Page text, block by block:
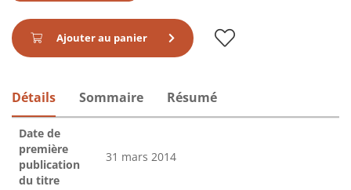
Ajouter au panier
Détails Sommaire Résumé
Date de
première
publication
du titre
31 mars 2014